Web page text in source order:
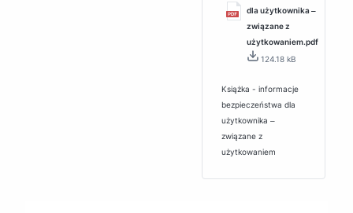
dla użytkownika ‒
związane z
użytkowaniem.pdf
124.18 kB
Książka - informacje
bezpieczeństwa dla
użytkownika ‒
związane z
użytkowaniem